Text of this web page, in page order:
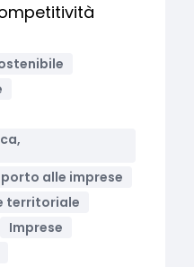
alle imprese
territoriale
Imprese